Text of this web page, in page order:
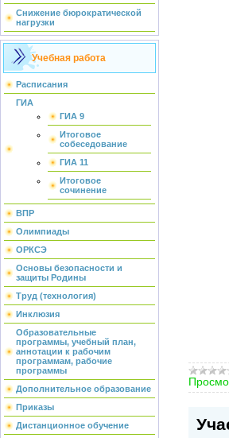
Снижение бюрократической
нагрузки
Учебная работа
Расписания
ГИА
ГИА 9
Итоговое
собеседование
ГИА 11
Итоговое
сочинение
ВПР
Олимпиады
ОРКСЭ
Основы безопасности и
защиты Родины
Труд (технология)
Инклюзия
Образовательные
программы, учебный план,
аннотации к рабочим
программам, рабочие
программы
Дополнительное образование
Приказы
Дистанционное обучение